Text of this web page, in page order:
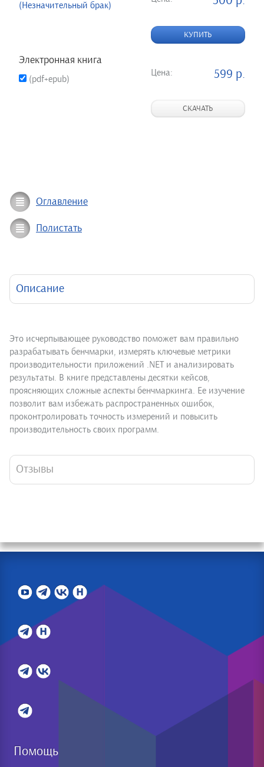
(Незначительный брак)
КУПИТЬ
Электронная книга
(pdf+epub)
Цена: 599 р.
СКАЧАТЬ
Оглавление
Полистать
Описание
Это исчерпывающее руководство поможет вам правильно
разрабатывать бенчмарки, измерять ключевые метрики
производительности приложений .NET и анализировать
результаты. В книге представлены десятки кейсов,
проясняющих сложные аспекты бенчмаркинга. Ее изучение
позволит вам избежать распространенных ошибок,
проконтролировать точность измерений и повысить
производительность своих программ.
Отзывы
Помощь